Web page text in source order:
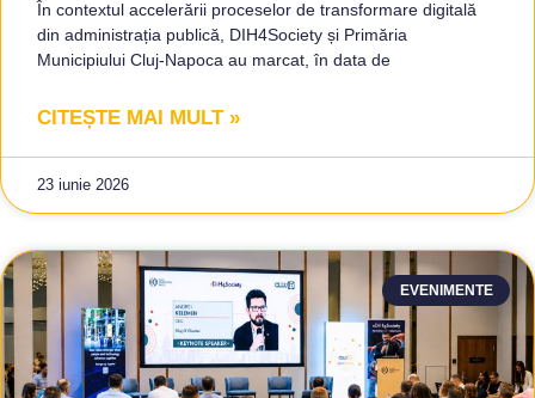
În contextul accelerării proceselor de transformare digitală
din administrația publică, DIH4Society și Primăria
Municipiului Cluj-Napoca au marcat, în data de
CITEȘTE MAI MULT »
23 iunie 2026
EVENIMENTE